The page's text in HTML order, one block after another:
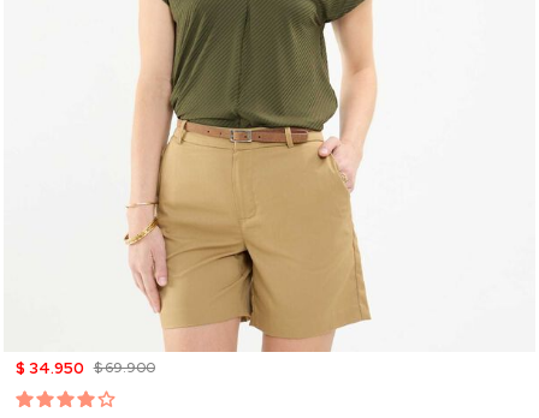
$ 34.950 $ 69.900